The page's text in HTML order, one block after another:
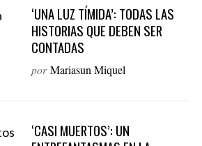
‘UNA LUZ TÍMIDA’: TODAS LAS
HISTORIAS QUE DEBEN SER
CONTADAS
por Mariasun Miquel
‘CASI MUERTOS’: UN